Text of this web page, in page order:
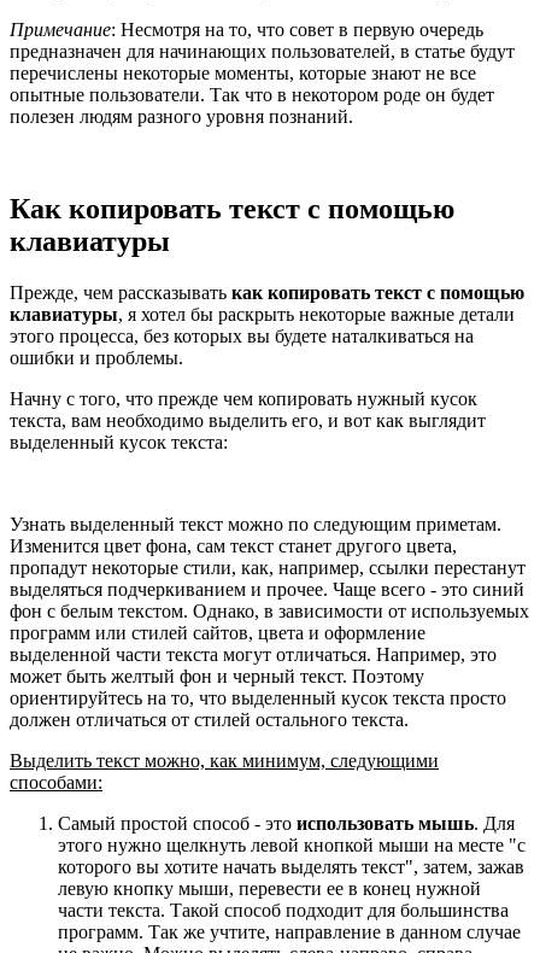
Примечание: Несмотря на то, что совет в первую очередь
предназначен для начинающих пользователей, в статье будут
перечислены некоторые моменты, которые знают не все
опытные пользователи. Так что в некотором роде он будет
полезен людям разного уровня познаний.
Как копировать текст с помощью
клавиатуры
Прежде, чем рассказывать как копировать текст с помощью
клавиатуры, я хотел бы раскрыть некоторые важные детали
этого процесса, без которых вы будете наталкиваться на
ошибки и проблемы.
Начну с того, что прежде чем копировать нужный кусок
текста, вам необходимо выделить его, и вот как выглядит
выделенный кусок текста:
Узнать выделенный текст можно по следующим приметам.
Изменится цвет фона, сам текст станет другого цвета,
пропадут некоторые стили, как, например, ссылки перестанут
выделяться подчеркиванием и прочее. Чаще всего - это синий
фон с белым текстом. Однако, в зависимости от используемых
программ или стилей сайтов, цвета и оформление
выделенной части текста могут отличаться. Например, это
может быть желтый фон и черный текст. Поэтому
ориентируйтесь на то, что выделенный кусок текста просто
должен отличаться от стилей остального текста.
Выделить текст можно, как минимум, следующими
способами:
Самый простой способ - это использовать мышь. Для
этого нужно щелкнуть левой кнопкой мыши на месте "с
которого вы хотите начать выделять текст", затем, зажав
левую кнопку мыши, перевести ее в конец нужной
части текста. Такой способ подходит для большинства
программ. Так же учтите, направление в данном случае